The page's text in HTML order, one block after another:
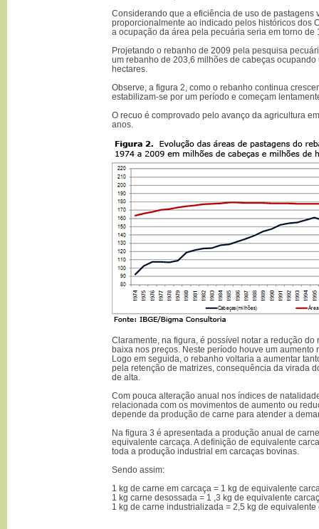
Considerando que a eficiência de uso de pastagens
proporcionalmente ao indicado pelos históricos dos
a ocupação da área pela pecuária seria em torno de
Projetando o rebanho de 2009 pela pesquisa
um rebanho de 203,6 milhões de cabeças
hectares.
Observe, a figura 2, como o rebanho continua
estabilizam-se por um período e começam
O recuo é comprovado pelo avanço da agricultura
anos.
Claramente, na figura, é possível notar a redução
baixa nos preços. Neste período houve um aumento
Logo em seguida, o rebanho voltaria a aumentar
pela retenção de matrizes, consequência da virada
de alta.
Com pouca alteração anual nos índices de
relacionada com os movimentos de aumento ou
depende da produção de carne para atender a
Na figura 3 é apresentada a produção anual de
equivalente carcaça. A definição de equivalente
toda a produção industrial em carcaças bovinas.
Sendo assim:
1 kg de carne em carcaça = 1 kg de equivalente
1 kg carne desossada = 1 ,3 kg de equivalente
1 kg de carne industrializada = 2,5 kg de equivalente